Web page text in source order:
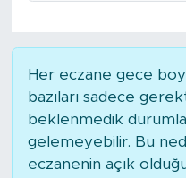
Her eczane gece
bazıları sadece
beklenmedik
gelemeyebilir. Bu
eczanenin açık